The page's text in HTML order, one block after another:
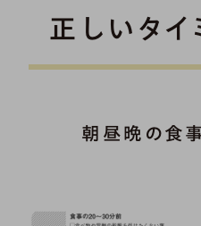
正しいタイ
朝昼晩の食